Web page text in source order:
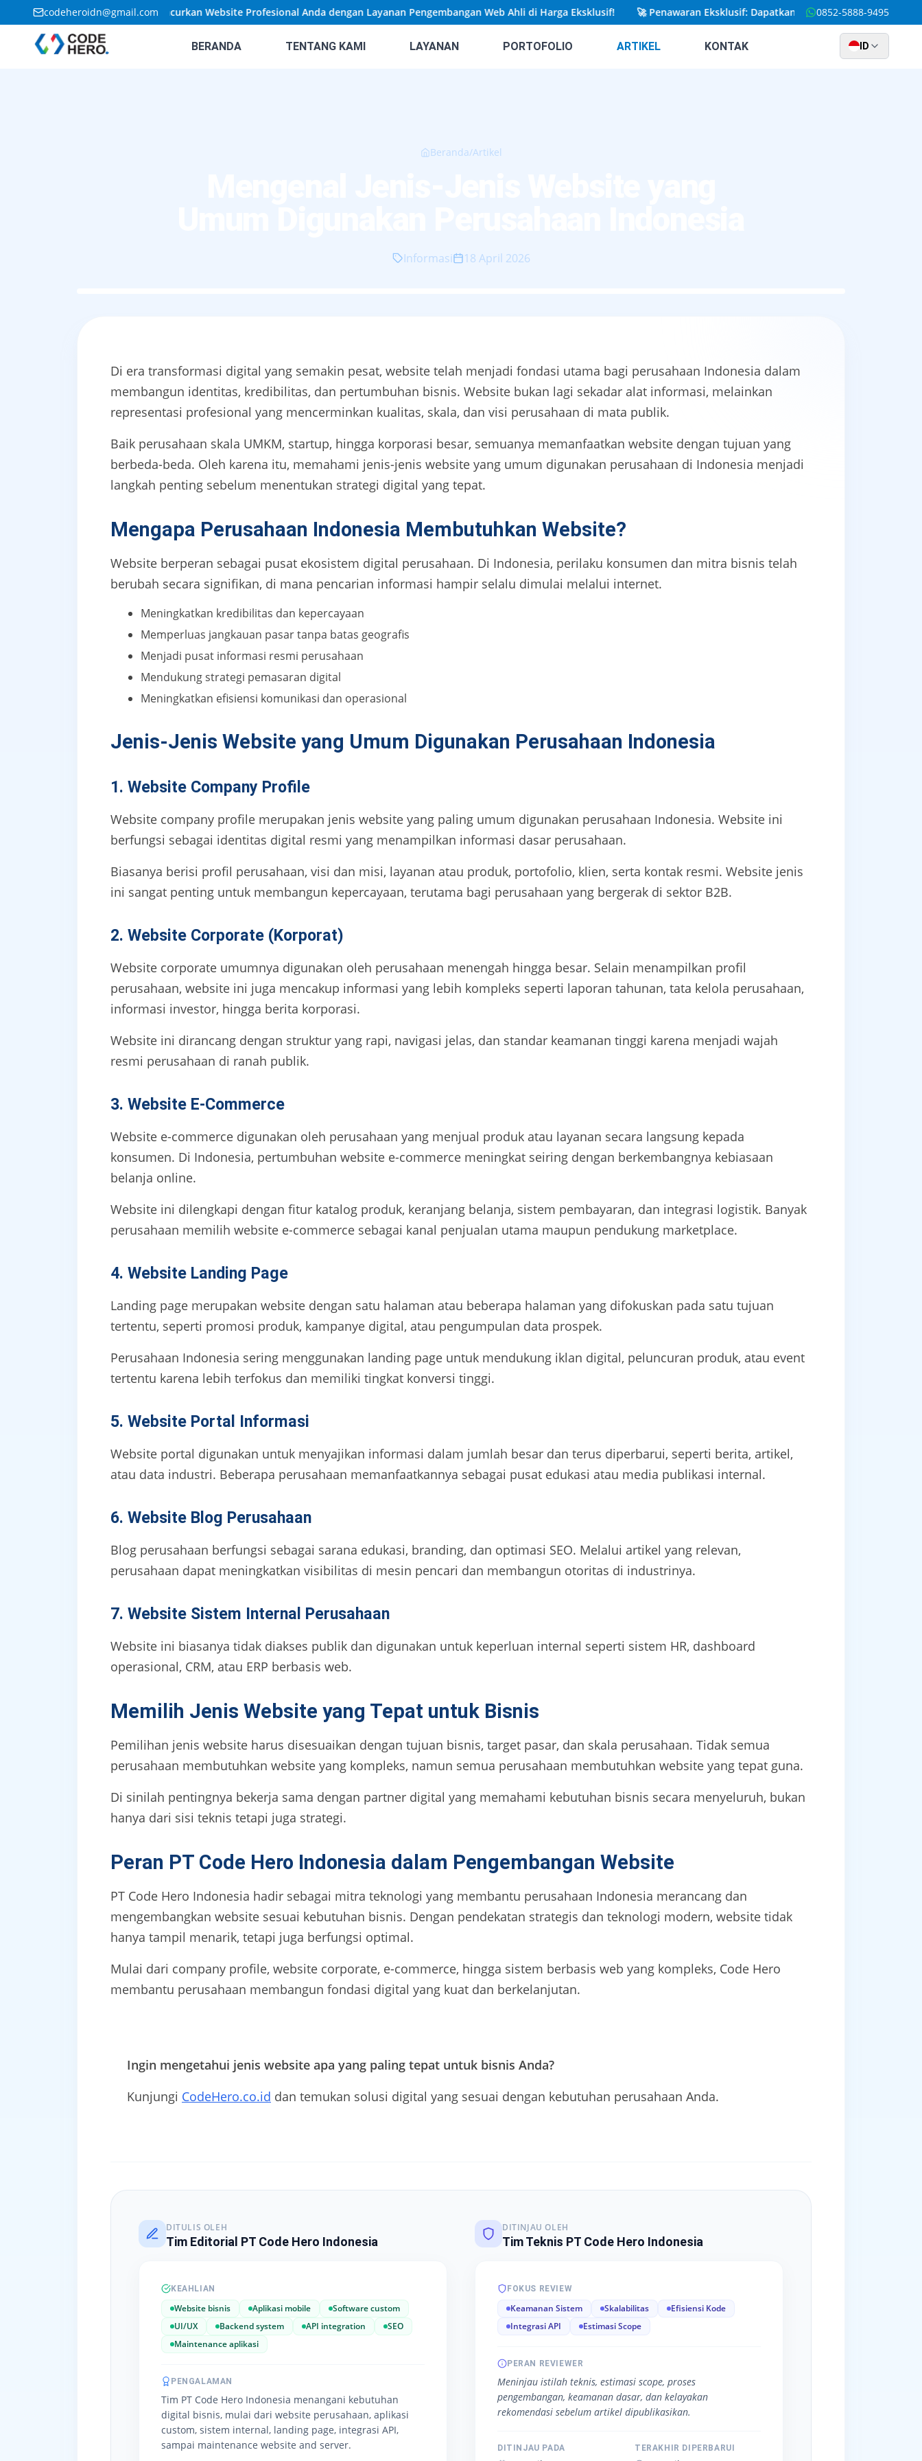
codeheroidn@gmail.com
Penawaran Terbatas: Luncurkan Website Profesional Anda dengan Layanan Pengembangan Web Ahli di Harga Eksklusif! 🚀 Penawaran Eksklusif: Dapatkan Website Kustom yang
0852-5888-9495
BERANDA TENTANG KAMI LAYANAN PORTOFOLIO ARTIKEL KONTAK ID
Beranda/Artikel
Informasi 18 April 2026
Di era transformasi digital yang semakin pesat, website telah menjadi fondasi utama bagi perusahaan Indonesia dalam
membangun identitas, kredibilitas, dan pertumbuhan bisnis. Website bukan lagi sekadar alat informasi, melainkan
representasi profesional yang mencerminkan kualitas, skala, dan visi perusahaan di mata publik.
Baik perusahaan skala UMKM, startup, hingga korporasi besar, semuanya memanfaatkan website dengan tujuan yang
berbeda-beda. Oleh karena itu, memahami jenis-jenis website yang umum digunakan perusahaan di Indonesia menjadi
langkah penting sebelum menentukan strategi digital yang tepat.
Mengapa Perusahaan Indonesia Membutuhkan Website?
Website berperan sebagai pusat ekosistem digital perusahaan. Di Indonesia, perilaku konsumen dan mitra bisnis telah
berubah secara signifikan, di mana pencarian informasi hampir selalu dimulai melalui internet.
Meningkatkan kredibilitas dan kepercayaan
Memperluas jangkauan pasar tanpa batas geografis
Menjadi pusat informasi resmi perusahaan
Mendukung strategi pemasaran digital
Meningkatkan efisiensi komunikasi dan operasional
Jenis-Jenis Website yang Umum Digunakan Perusahaan Indonesia
1. Website Company Profile
Website company profile merupakan jenis website yang paling umum digunakan perusahaan Indonesia. Website ini
berfungsi sebagai identitas digital resmi yang menampilkan informasi dasar perusahaan.
Biasanya berisi profil perusahaan, visi dan misi, layanan atau produk, portofolio, klien, serta kontak resmi. Website jenis
ini sangat penting untuk membangun kepercayaan, terutama bagi perusahaan yang bergerak di sektor B2B.
2. Website Corporate (Korporat)
Website corporate umumnya digunakan oleh perusahaan menengah hingga besar. Selain menampilkan profil
perusahaan, website ini juga mencakup informasi yang lebih kompleks seperti laporan tahunan, tata kelola perusahaan,
informasi investor, hingga berita korporasi.
Website ini dirancang dengan struktur yang rapi, navigasi jelas, dan standar keamanan tinggi karena menjadi wajah
resmi perusahaan di ranah publik.
3. Website E-Commerce
Website e-commerce digunakan oleh perusahaan yang menjual produk atau layanan secara langsung kepada
konsumen. Di Indonesia, pertumbuhan website e-commerce meningkat seiring dengan berkembangnya kebiasaan
belanja online.
Website ini dilengkapi dengan fitur katalog produk, keranjang belanja, sistem pembayaran, dan integrasi logistik. Banyak
perusahaan memilih website e-commerce sebagai kanal penjualan utama maupun pendukung marketplace.
4. Website Landing Page
Landing page merupakan website dengan satu halaman atau beberapa halaman yang difokuskan pada satu tujuan
tertentu, seperti promosi produk, kampanye digital, atau pengumpulan data prospek.
Perusahaan Indonesia sering menggunakan landing page untuk mendukung iklan digital, peluncuran produk, atau event
tertentu karena lebih terfokus dan memiliki tingkat konversi tinggi.
5. Website Portal Informasi
Website portal digunakan untuk menyajikan informasi dalam jumlah besar dan terus diperbarui, seperti berita, artikel,
atau data industri. Beberapa perusahaan memanfaatkannya sebagai pusat edukasi atau media publikasi internal.
6. Website Blog Perusahaan
Blog perusahaan berfungsi sebagai sarana edukasi, branding, dan optimasi SEO. Melalui artikel yang relevan,
perusahaan dapat meningkatkan visibilitas di mesin pencari dan membangun otoritas di industrinya.
7. Website Sistem Internal Perusahaan
Website ini biasanya tidak diakses publik dan digunakan untuk keperluan internal seperti sistem HR, dashboard
operasional, CRM, atau ERP berbasis web.
Memilih Jenis Website yang Tepat untuk Bisnis
Pemilihan jenis website harus disesuaikan dengan tujuan bisnis, target pasar, dan skala perusahaan. Tidak semua
perusahaan membutuhkan website yang kompleks, namun semua perusahaan membutuhkan website yang tepat guna.
Di sinilah pentingnya bekerja sama dengan partner digital yang memahami kebutuhan bisnis secara menyeluruh, bukan
hanya dari sisi teknis tetapi juga strategi.
Peran PT Code Hero Indonesia dalam Pengembangan Website
PT Code Hero Indonesia hadir sebagai mitra teknologi yang membantu perusahaan Indonesia merancang dan
mengembangkan website sesuai kebutuhan bisnis. Dengan pendekatan strategis dan teknologi modern, website tidak
hanya tampil menarik, tetapi juga berfungsi optimal.
Mulai dari company profile, website corporate, e-commerce, hingga sistem berbasis web yang kompleks, Code Hero
membantu perusahaan membangun fondasi digital yang kuat dan berkelanjutan.
Ingin mengetahui jenis website apa yang paling tepat untuk bisnis Anda?
Kunjungi CodeHero.co.id dan temukan solusi digital yang sesuai dengan kebutuhan perusahaan Anda.
DITULIS OLEH
Tim Editorial PT Code Hero Indonesia
KEAHLIAN
Website bisnis Aplikasi mobile
Software custom
UI/UX
Backend system API integration
SEO
Maintenance aplikasi
PENGALAMAN
Tim PT Code Hero Indonesia menangani kebutuhan
digital bisnis, mulai dari website perusahaan, aplikasi
custom, sistem internal, landing page, integrasi API,
sampai maintenance website and server.
DITINJAU OLEH
Tim Teknis PT Code Hero Indonesia
FOKUS REVIEW
Keamanan Sistem Skalabilitas
Efisiensi Kode
Integrasi API
Estimasi Scope
PERAN REVIEWER
Meninjau istilah teknis, estimasi scope, proses
pengembangan, keamanan dasar, dan kelayakan
rekomendasi sebelum artikel dipublikasikan.
DITINJAU PADA TERAKHIR DIPERBARUI